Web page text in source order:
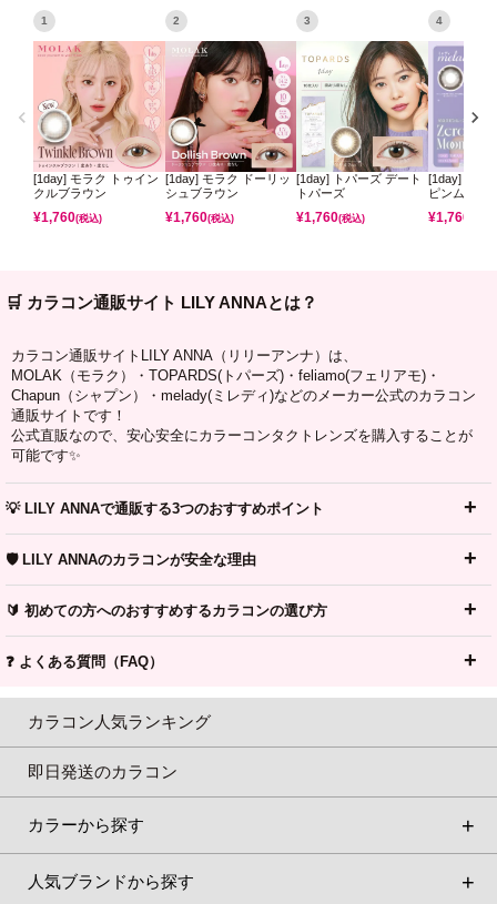
1
[1day] モラク トゥイン
クルブラウン
¥1,760(税込)
2
[1day] モラク ドーリッ
シュブラウン
¥1,760(税込)
3
[1day] トパーズ デート
トパーズ
¥1,760(税込)
4
[1day] ミレ
ピンムーン
¥1,760
🛒 カラコン通販サイト LILY ANNAとは？
カラコン通販サイトLILY ANNA（リリーアンナ）は、
MOLAK（モラク）・TOPARDS(トパーズ)・feliamo(フェリアモ)・
Chapun（シャプン）・melady(ミレディ)などのメーカー公式のカラコン
通販サイトです！
公式直販なので、安心安全にカラーコンタクトレンズを購入することが
可能です✨
💡 LILY ANNAで通販する3つのおすすめポイント
🛡️ LILY ANNAのカラコンが安全な理由
🔰 初めての方へのおすすめするカラコンの選び方
❓ よくある質問（FAQ）
カラコン人気ランキング
即日発送のカラコン
カラーから探す
人気ブランドから探す